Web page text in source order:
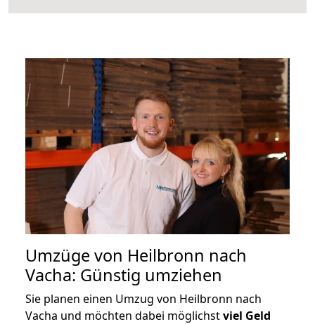
Umzüge von Heilbronn nach
Vacha: Günstig umziehen
Sie planen einen Umzug von Heilbronn nach
Vacha und möchten dabei möglichstviel Geld